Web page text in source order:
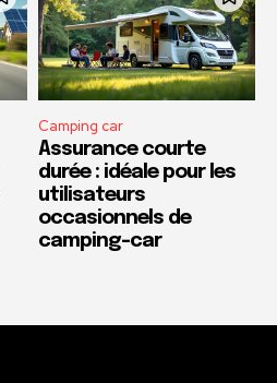
Camping car
Assurance courte
durée : idéale pour les
utilisateurs
occasionnels de
camping-car